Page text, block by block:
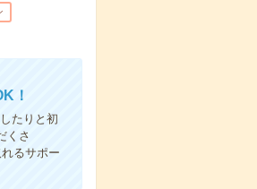
！
たりと初
くさ
るサポー